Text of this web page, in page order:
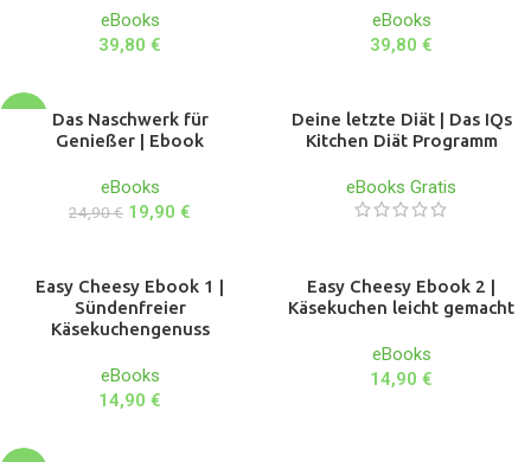
eBooks
39,80 €
eBooks
39,80 €
Das Naschwerk für
Genießer | Ebook
eBooks
24,90€ 19,90 €
Deine letzte Diät | Das IQs
Kitchen Diät Programm
eBooks Gratis
Easy Cheesy Ebook 1 |
Sündenfreier
Käsekuchengenuss
eBooks
14,90 €
Easy Cheesy Ebook 2 |
Käsekuchen leicht gemacht
eBooks
14,90 €